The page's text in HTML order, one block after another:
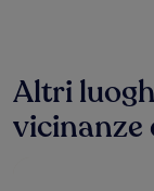
per
un
soggiorno
di
Altri
vicinanze